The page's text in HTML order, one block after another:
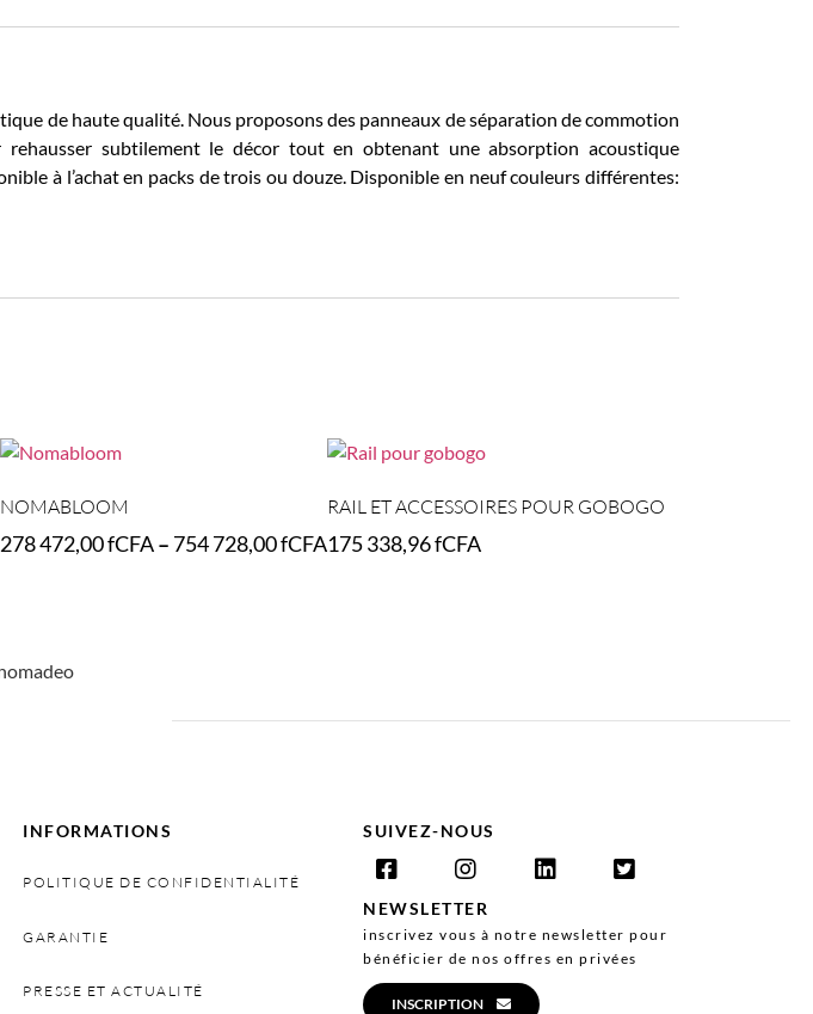
de haute qualité. Nous proposons des panneaux de séparation de commotion
subtilement le décor tout en obtenant une absorption acoustique
à l’achat en packs de trois ou douze. Disponible en neuf couleurs différentes:
NOMABLOOM
278 472,00fCFA– 754 728,00fCFA
RAIL ET ACCESSOIRES POUR GOBOGO
175 338,96fCFA
INFORMATIONS
POLITIQUE DE CONFIDENTIALITÉ
GARANTIE
PRESSE ET ACTUALITÉ
SUIVEZ-NOUS
NEWSLETTER
inscrivez vous à notre newsletter pour
bénéficier de nos offres en privées
INSCRIPTION